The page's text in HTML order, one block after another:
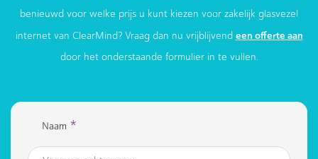
benieuwd voor welke prijs u kunt kiezen voor zakelijk glasvezel
internet van ClearMind? Vraag dan nu vrijblijvend een offerte aan
door het onderstaande formulier in te vullen.
Naam *